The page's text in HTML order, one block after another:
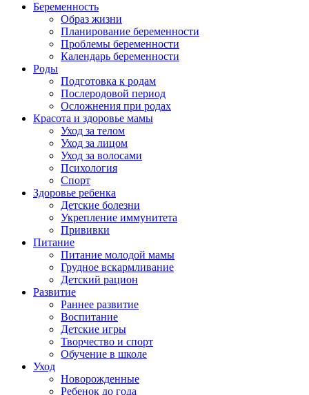
Беременность
Образ жизни
Планирование беременности
Проблемы беременности
Календарь беременности
Роды
Подготовка к родам
Послеродовой период
Осложнения при родах
Красота и здоровье мамы
Уход за телом
Уход за лицом
Уход за волосами
Психология
Спорт
Здоровье ребенка
Детские болезни
Укрепление иммунитета
Прививки
Питание
Питание молодой мамы
Грудное вскармливание
Детский рацион
Развитие
Раннее развитие
Воспитание
Детские игры
Творчество и спорт
Обучение в школе
Уход
Новорожденные
Ребенок до года